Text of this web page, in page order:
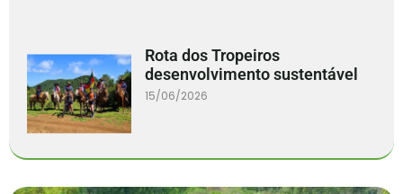
Rota dos Tropeiros
desenvolvimento sustentável
15/06/2026